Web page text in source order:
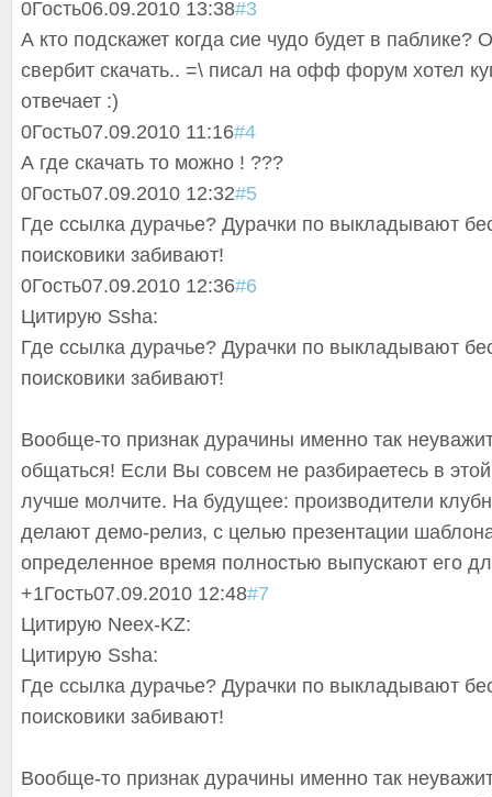
0Гость06.09.2010 13:38#3
А кто подскажет когда сие чудо будет в паблике?
свербит скачать.. =\ писал на офф форум хотел
отвечает :)
0Гость07.09.2010 11:16#4
А где скачать то можно ! ???
0Гость07.09.2010 12:32#5
Где ссылка дурачье? Дурачки по выкладывают
поисковики забивают!
0Гость07.09.2010 12:36#6
Цитирую Ssha:
Где ссылка дурачье? Дурачки по выкладывают
поисковики забивают!
Вообще-то признак дурачины именно так
общаться! Если Вы совсем не разбираетесь в
лучше молчите. На будущее: производители
делают демо-релиз, с целью презентации
определенное время полностью выпускают его
+1Гость07.09.2010 12:48#7
Цитирую Neex-KZ:
Цитирую Ssha:
Где ссылка дурачье? Дурачки по выкладывают
поисковики забивают!
Вообще-то признак дурачины именно так